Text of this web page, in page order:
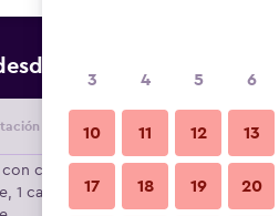
Oferta más barata
Proveedor Total
cama
1 cama
$108
3 4 5 6
10 11 12 13
17 18 19 20